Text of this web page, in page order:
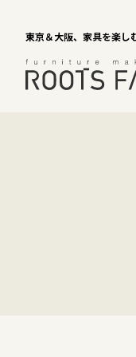
東京＆大阪、家具を楽し